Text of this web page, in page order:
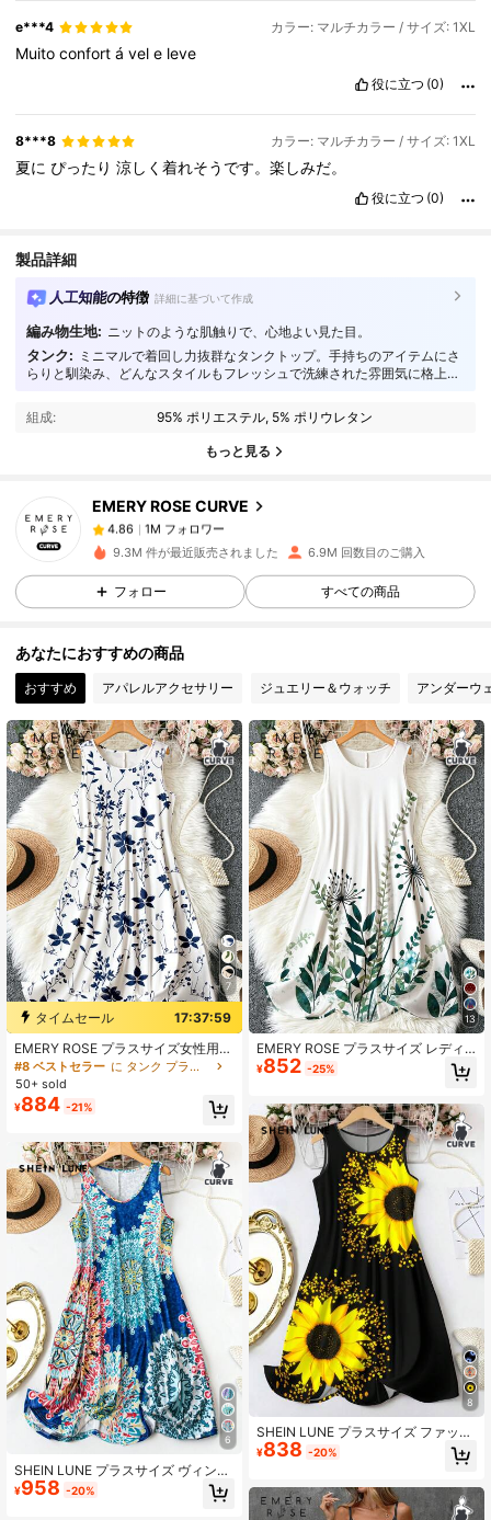
e***4 カラー: マルチカラー / サイズ: 1XL
Muitoconfortávele leve
役に立つ (0)
8***8 カラー: マルチカラー / サイズ: 1XL
夏に ぴったり涼しく着れそうです。楽しみだ。
役に立つ (0)
製品詳細
人工知能の特徴 詳細に基づいて作成
編み物生地: ニットのような肌触りで、心地よい見た目。
タンク: ミニマルで着回し力抜群なタンクトップ。手持ちのアイテムにさ
らりと馴染み、どんなスタイルもフレッシュで洗練された雰囲気に格上げ
組成:
95% ポリエステル, 5% ポリウレタン
もっと見る
EMERY ROSE CURVE
4.86 1M フォロワー
1M フォロワー
1M フォロワー
m***rは1日前 に購入しました
4.86 1M フォロワー
4.86 1M フォロワー
4.86 1M フォロワー
4.86 1M フォロワー
4.86 1M フォロワー
4.86 1M フォロワー
4.86 1M フォロワー
1M フォロワー
9.3M 件が最近販売されました 6.9M 回数目のご購入
フォロー すべての商品
あなたにおすすめの商品
おすすめ アパレルアクセサリー ジュエリー＆ウォッチ アンダーウ
7
タイムセール
17:37:59
EMERY ROSE プラスサイズ女性用
植物柄 ラウンドネック ノースリーブ
ルーズカジュアルドレス、女性用フ
ローラルサマードレス、ボヘミアン
スタイルサマードレス、ブルー&ホワ
イトサマーサンドレス
#8 ベストセラー
に タンク プラスサイズのドレス
50+ sold
¥884 -21%
6
SHEIN LUNE プラスサイズ ヴィンテ
ージ ホリデー カジュアル プリント
ノースリーブ ドレス、夏
¥958 -20%
13
EMERY ROSE プラスサイズ レディ
ース 植物柄 ルーズ カジュアル ノー
スリーブ ラウンドネック ワンピース
¥852 -25%
8
SHEIN LUNE プラスサイズ ファッシ
ョナブル ひまわり 柄 クルーネック
タンクドレス
¥838 -20%